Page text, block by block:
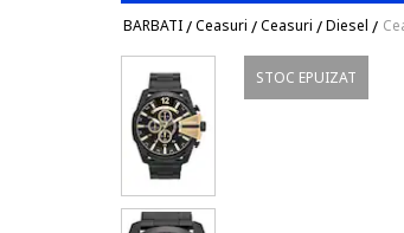
BARBATI/Ceasuri /Ceasuri /Diesel /
STOC EPUIZAT